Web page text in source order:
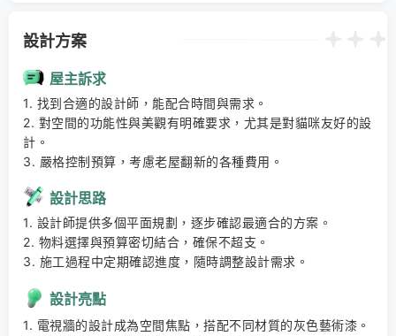
設計方案
屋主訴求
1. 找到合適的設計師，能配合時間與需求。
2. 對空間的功能性與美觀有明確要求，尤其是對貓咪友好的設
計。
3. 嚴格控制預算，考慮老屋翻新的各種費用。
設計思路
1. 設計師提供多個平面規劃，逐步確認最適合的方案。
2. 物料選擇與預算密切結合，確保不超支。
3. 施工過程中定期確認進度，隨時調整設計需求。
設計亮點
1. 電視牆的設計成為空間焦點，搭配不同材質的灰色藝術漆。